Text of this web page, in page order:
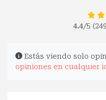
4.4/5
Estás viendo solo
opiniones en cualquier